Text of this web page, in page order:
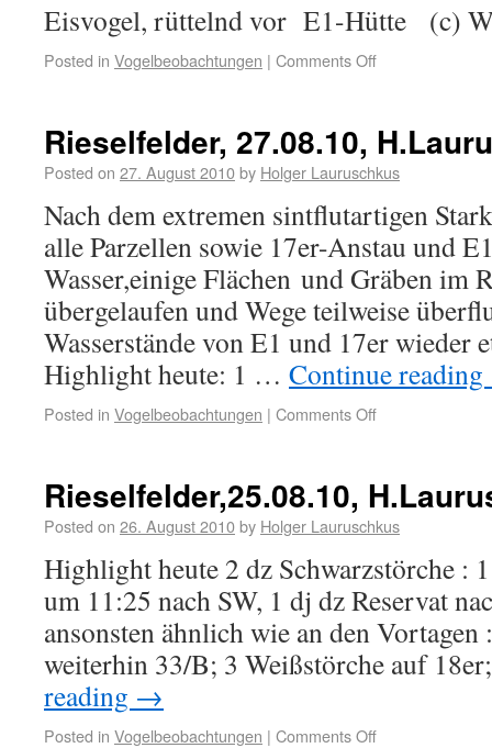
Eisvogel, rüttelnd vor E1-Hütte (c)
Posted in Vogelbeobachtungen | Comments Off
Rieselfelder, 27.08.10,
Posted on 27. August 2010by Holger Lauruschkus
Nach dem extremen sintflutartigen
alle Parzellen sowie 17er-Anstau und
Wasser,einige Flächen und Gräben im
übergelaufen und Wege teilweise
Wasserstände von E1 und 17er wieder
Highlight heute: 1 … Continue reading
Posted in Vogelbeobachtungen | Comments Off
Rieselfelder,25.08.10,
Posted on 26. August 2010by Holger Lauruschkus
Highlight heute 2 dz Schwarzstörche :
um 11:25 nach SW, 1 dj dz Reservat
ansonsten ähnlich wie an den
weiterhin 33/B; 3 Weißstörche auf
reading →
Posted in Vogelbeobachtungen | Comments Off